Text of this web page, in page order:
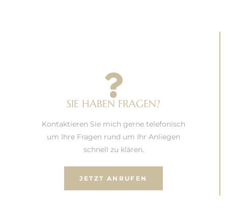
SIE HABEN FRAGEN?
Kontaktieren Sie mich gerne telefonisch
um Ihre Fragen rund um Ihr Anliegen
schnell zu klären.
JETZT ANRUFEN